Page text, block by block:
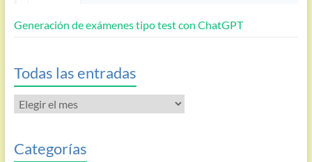
Generación de exámenes tipo test con ChatGPT
Todas las entradas
Todas
las
Categorías